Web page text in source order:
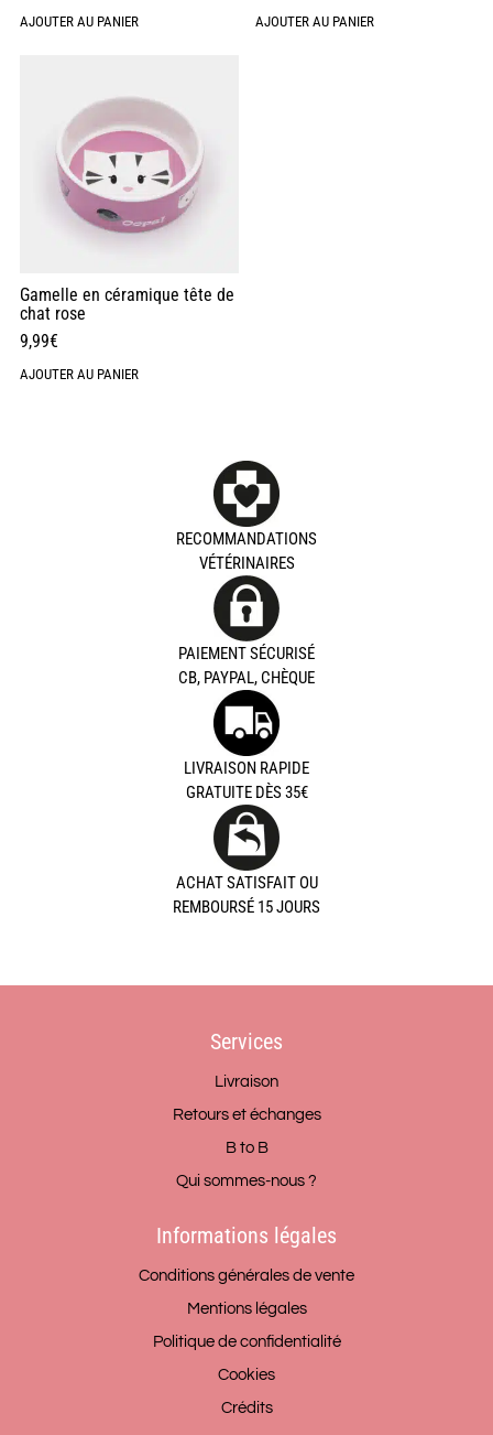
AJOUTER AU PANIER AJOUTER AU PANIER
Gamelle en céramique tête de
chat rose
9,99€
AJOUTER AU PANIER
RECOMMANDATIONS
VÉTÉRINAIRES
PAIEMENT SÉCURISÉ
CB, PAYPAL, CHÈQUE
LIVRAISON RAPIDE
GRATUITE DÈS 35€
ACHAT SATISFAIT OU
REMBOURSÉ 15 JOURS
Services
Livraison
Retours et échanges
B to B
Qui sommes-nous ?
Informations légales
Conditions générales de vente
Mentions légales
Politique de confidentialité
Cookies
Crédits